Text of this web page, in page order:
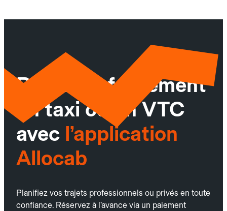
Réservez facilement
un taxi ou un VTC
avec l’application
Allocab
Planifiez vos trajets professionnels ou privés en toute
confiance. Réservez à l’avance via un paiement